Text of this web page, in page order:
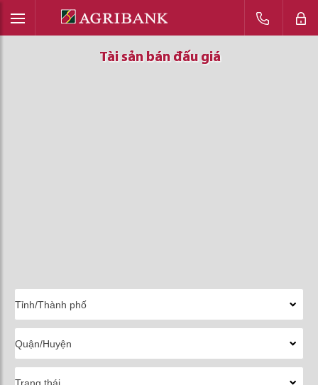
Tài sản bán đấu giá
Tài sản bán đấu giá
Tài sản bán đấu giá